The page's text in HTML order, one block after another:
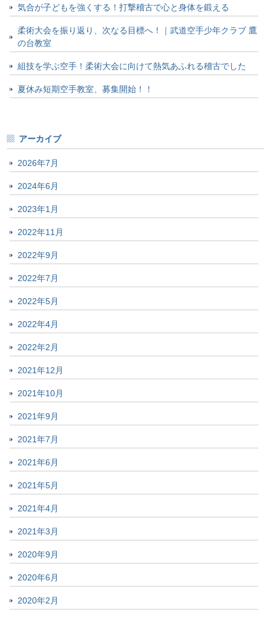
気合が子どもを強くする！打撃稽古で心と身体を鍛える
柔術大会を振り返り、次なる目標へ！｜武道空手少年クラブ 鷹
の台教室
組技を学ぶ空手！柔術大会に向けて熱気あふれる稽古でした
夏休み短期空手教室、募集開始！！
アーカイブ
2026年7月
2024年6月
2023年1月
2022年11月
2022年9月
2022年7月
2022年5月
2022年4月
2022年2月
2021年12月
2021年10月
2021年9月
2021年7月
2021年6月
2021年5月
2021年4月
2021年3月
2020年9月
2020年6月
2020年2月